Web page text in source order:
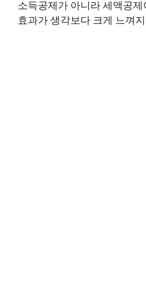
소득공제가 아니라 세액공
효과가 생각보다 크게 느껴